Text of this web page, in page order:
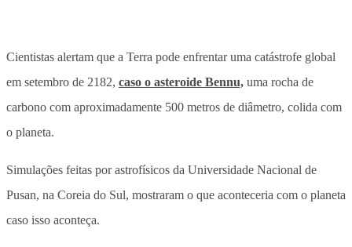
Cientistas alertam que a Terra pode enfrentar uma catástrofe global
em setembro de 2182, caso o asteroide Bennu, uma rocha de
carbono com aproximadamente 500 metros de diâmetro, colida com
o planeta.
Simulações feitas por astrofísicos da Universidade Nacional de
Pusan, na Coreia do Sul, mostraram o que aconteceria com o planeta
caso isso aconteça.